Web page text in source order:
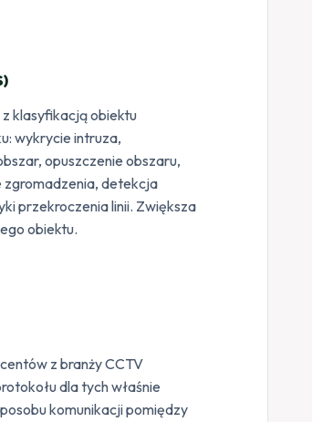
klasyfikacją obiektu
wykrycie intruza,
opuszczenie obszaru,
zgromadzenia, detekcja
przekroczenia linii. Zwiększa
obiektu.
z branży CCTV
dla tych właśnie
komunikacji pomiędzy